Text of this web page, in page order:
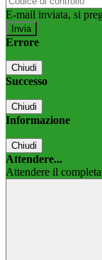
E-mail inviata, si
Errore
Chiudi
Successo
Chiudi
Informazione
Chiudi
Attendere...
Attendere il